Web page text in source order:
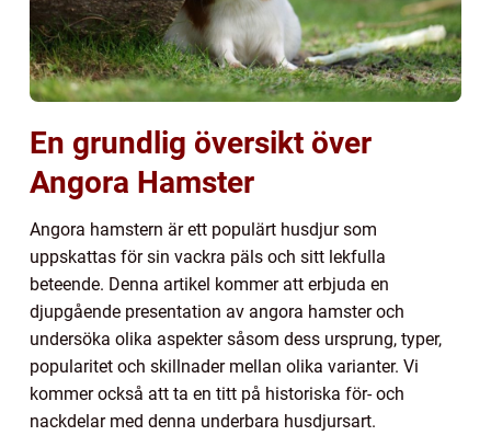
En grundlig översikt över
Angora Hamster
Angora hamstern är ett populärt husdjur som
uppskattas för sin vackra päls och sitt lekfulla
beteende. Denna artikel kommer att erbjuda en
djupgående presentation av angora hamster och
undersöka olika aspekter såsom dess ursprung, typer,
popularitet och skillnader mellan olika varianter. Vi
kommer också att ta en titt på historiska för- och
nackdelar med denna underbara husdjursart.